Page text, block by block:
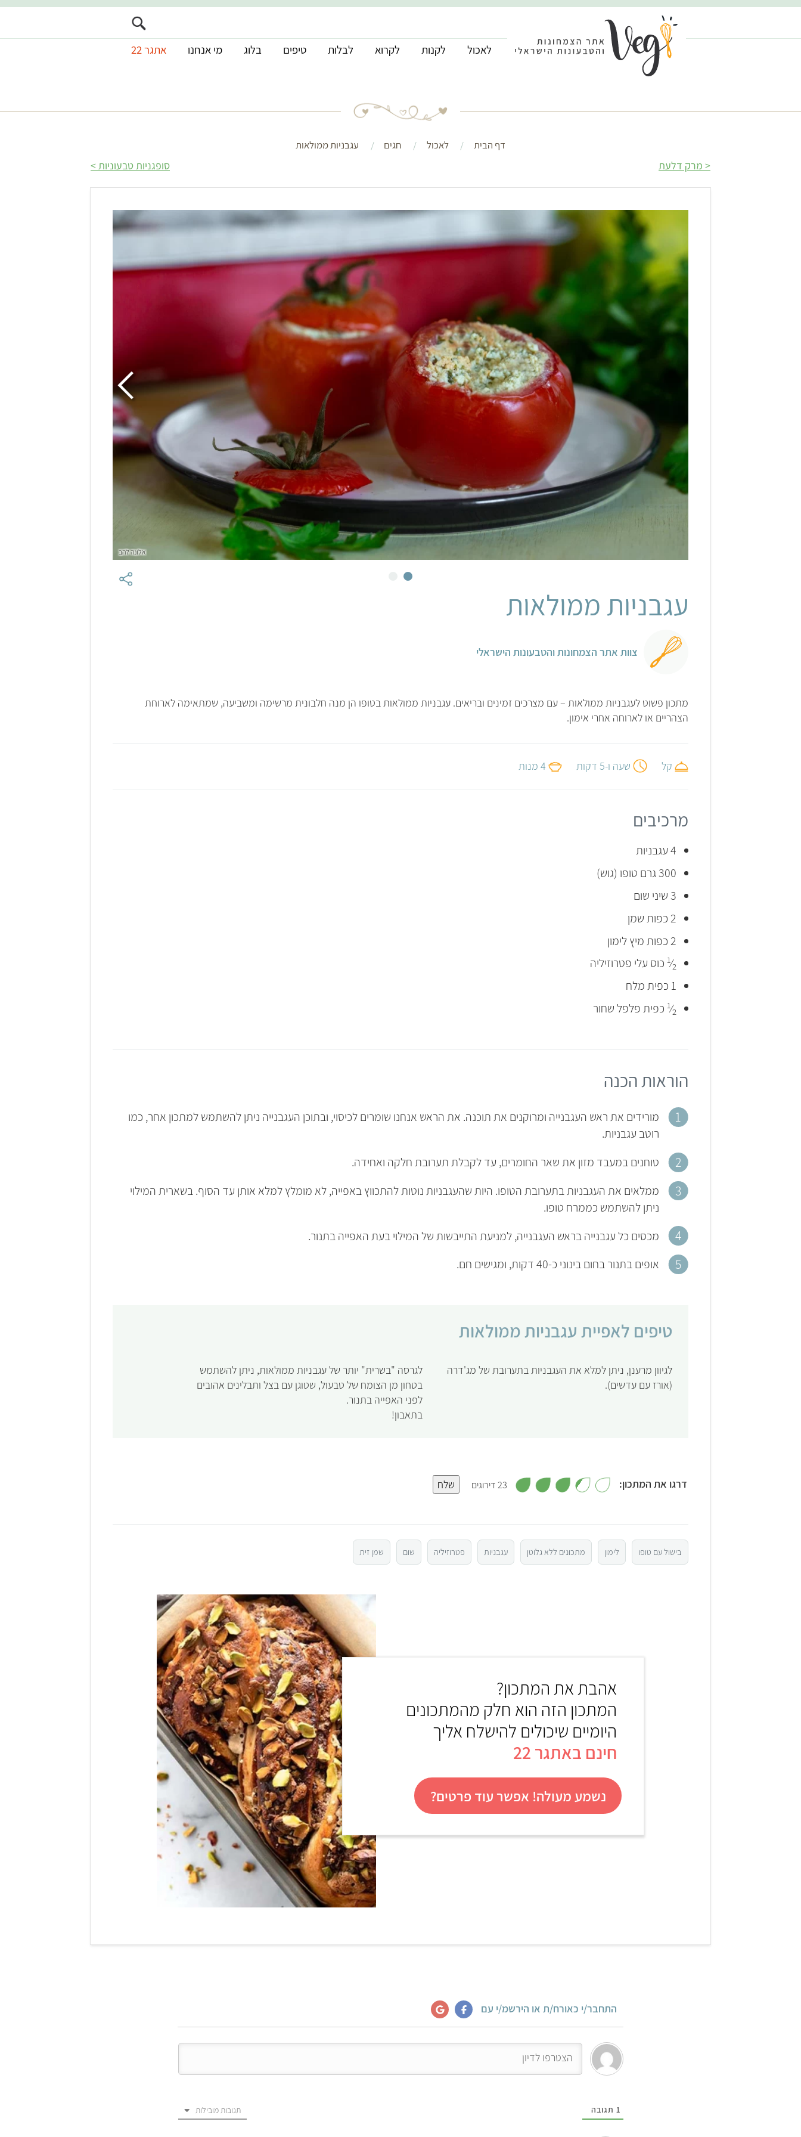
לאכול לקנות לקרוא לבלות טיפים בלוג מי אנחנו אתגר 22
דף הבית לאכול חגים עגבניות ממולאות
מרק דלעת סופגניות טבעוניות
אלונה להב
עגבניות ממולאות
צוות אתר הצמחונות והטבעונות הישראלי
מתכון פשוט לעגבניות ממולאות – עם מצרכים זמינים ובריאים. עגבניות ממולאות בטופו הן מנה חלבונית מרשימה ומשביעה, שמתאימה לארוחת
הצהריים או לארוחה אחרי אימון.
קל שעה ו-5 דקות 4 מנות
מרכיבים
4 עגבניות
300 גרם טופו (גוש)
3 שיני שום
2 כפות שמן
2 כפות מיץ לימון
1⁄2
כוס עלי פטרוזיליה
1 כפית מלח
1⁄2 כפית פלפל שחור
הוראות הכנה
מורידים את ראש העגבנייה ומרוקנים את תוכנה. את הראש אנחנו שומרים לכיסוי, ובתוכן העגבנייה ניתן להשתמש למתכון אחר, כמו
רוטב עגבניות.
טוחנים במעבד מזון את שאר החומרים, עד לקבלת תערובת חלקה ואחידה.
ממלאים את העגבניות בתערובת הטופו. היות שהעגבניות נוטות להתכווץ באפייה, לא מומלץ למלא אותן עד הסוף. בשארית המילוי
ניתן להשתמש כממרח טופו.
מכסים כל עגבנייה בראש העגבנייה, למניעת התייבשות של המילוי בעת האפייה בתנור.
אופים בתנור בחום בינוני כ-40 דקות, ומגישים חם.
טיפים לאפיית עגבניות ממולאות
לגיוון מרענן, ניתן למלא את העגבניות בתערובת של מג'דרה
(אורז עם עדשים).
לגרסה "בשרית" יותר של עגבניות ממולאות, ניתן להשתמש
בטחון מן הצומח של טבעול, שטוגן עם בצל ותבלינים אהובים
לפני האפייה בתנור.
בתאבון!
דרגו את המתכון:
3
23 דירוגים
ך
שלח
בישול עם טופו לימון מתכונים ללא גלוטן עגבניות פטרוזיליה שום שמן זית
אהבת את המתכון?
המתכון הזה הוא חלק מהמתכונים
היומיים שיכולים להישלח אליך
חינם באתגר 22
נשמע מעולה! אפשר עוד פרטים?
התחבר/י כאורח/ת או הירשמ/י עם
1 תגובה תגובות מובילות